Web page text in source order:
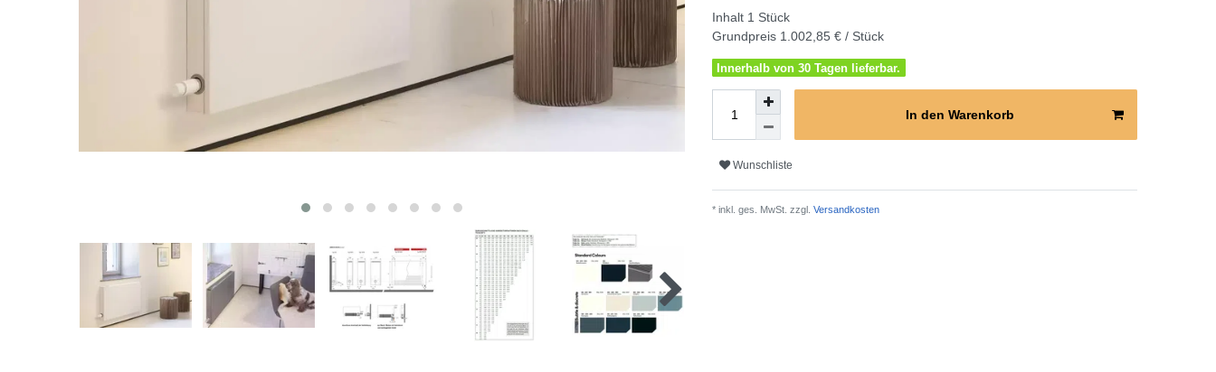
Inhalt 1 Stück
Grundpreis 1.002,85 € / Stück
Innerhalb von 30 Tagen lieferbar.
In den Warenkorb
Wunschliste
* inkl. ges. MwSt. zzgl. Versandkosten